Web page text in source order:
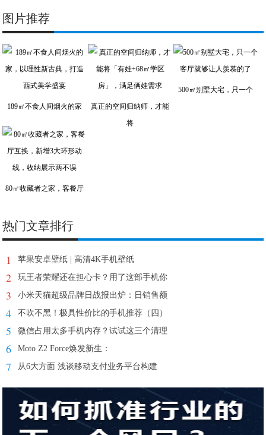
图片推荐
189㎡不食人间烟火的家
真正的空间归纳师，才能
将
500㎡别墅大宅，只一个
80㎡收藏者之家，客餐厅
热门文章排行
1 苹果安卓壁纸 | 高清4K手机壁纸
2 玩王者荣耀还在担心卡？用了这部手机你
3 小米天猫超级品牌日战报出炉：日销售额
4 不吹不黑！极具性价比的手机推荐（四）
5 微信占用太多手机内存？试试这三个清理
6 Moto Z2 Force焕发新生：
7 从6大方面 浅谈移动支付业务平台构建